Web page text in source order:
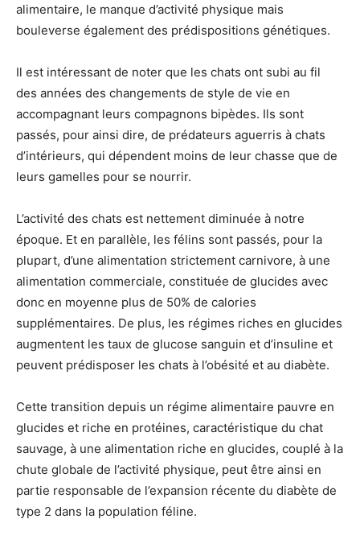
alimentaire, le manque d’activité physique mais
bouleverse également des prédispositions génétiques.
Il est intéressant de noter que les chats ont subi au fil
des années des changements de style de vie en
accompagnant leurs compagnons bipèdes. Ils sont
passés, pour ainsi dire, de prédateurs aguerris à chats
d’intérieurs, qui dépendent moins de leur chasse que de
leurs gamelles pour se nourrir.
L’activité des chats est nettement diminuée à notre
époque. Et en parallèle, les félins sont passés, pour la
plupart, d’une alimentation strictement carnivore, à une
alimentation commerciale, constituée de glucides avec
donc en moyenne plus de 50% de calories
supplémentaires. De plus, les régimes riches en glucides
augmentent les taux de glucose sanguin et d’insuline et
peuvent prédisposer les chats à l’obésité et au diabète.
Cette transition depuis un régime alimentaire pauvre en
glucides et riche en protéines, caractéristique du chat
sauvage, à une alimentation riche en glucides, couplé à la
chute globale de l’activité physique, peut être ainsi en
partie responsable de l’expansion récente du diabète de
type 2 dans la population féline.